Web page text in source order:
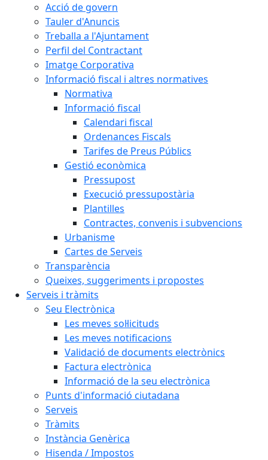
Acció de govern
Tauler d'Anuncis
Treballa a l'Ajuntament
Perfil del Contractant
Imatge Corporativa
Informació fiscal i altres normatives
Normativa
Informació fiscal
Calendari fiscal
Ordenances Fiscals
Tarifes de Preus Públics
Gestió econòmica
Pressupost
Execució pressupostària
Plantilles
Contractes, convenis i subvencions
Urbanisme
Cartes de Serveis
Transparència
Queixes, suggeriments i propostes
Serveis i tràmits
Seu Electrònica
Les meves sol·licituds
Les meves notificacions
Validació de documents electrònics
Factura electrònica
Informació de la seu electrònica
Punts d'informació ciutadana
Serveis
Tràmits
Instància Genèrica
Hisenda / Impostos